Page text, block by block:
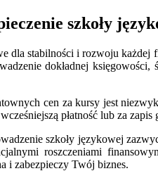
szkoły
dla stabilności i rozwoju
dokładnej
cen za kursy jest
płatność lub za
szkoły językowej
roszczeniami
i zabezpieczy Twój biznes.